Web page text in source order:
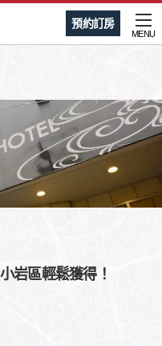
預約訂房
MENU
岩區輕鬆獲得！